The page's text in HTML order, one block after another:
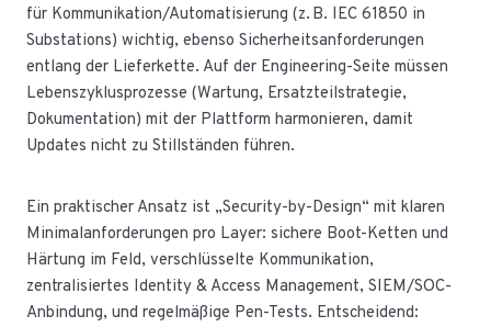
für Kommunikation/Automatisierung (z. B. IEC 61850 in
Substations) wichtig, ebenso Sicherheitsanforderungen
entlang der Lieferkette. Auf der Engineering-Seite müssen
Lebenszyklusprozesse (Wartung, Ersatzteilstrategie,
Dokumentation) mit der Plattform harmonieren, damit
Updates nicht zu Stillständen führen.
Ein praktischer Ansatz ist „Security-by-Design“ mit klaren
Minimalanforderungen pro Layer: sichere Boot-Ketten und
Härtung im Feld, verschlüsselte Kommunikation,
zentralisiertes Identity & Access Management, SIEM/SOC-
Anbindung, und regelmäßige Pen-Tests. Entscheidend: